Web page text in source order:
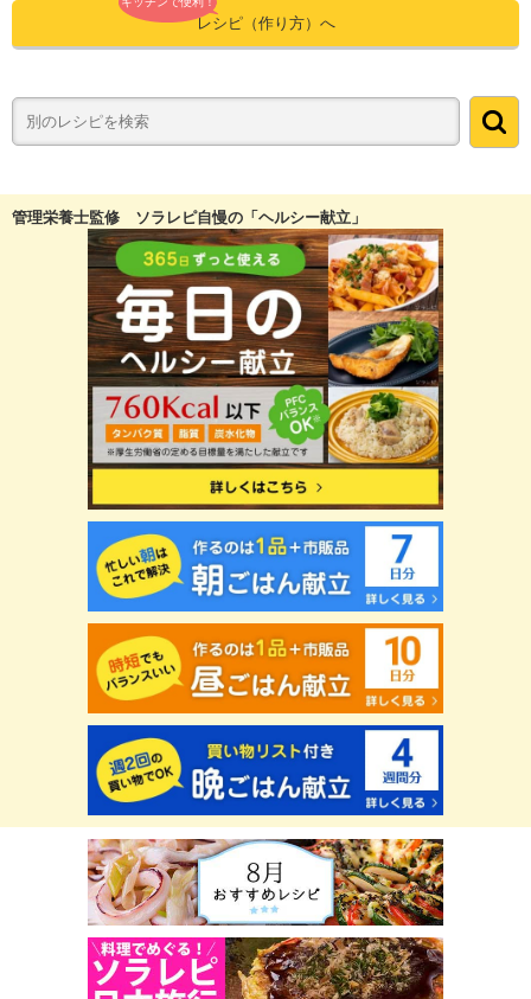
レシピ（作り方）へ
管理栄養士監修 ソラレピ自慢の「ヘルシー献立」